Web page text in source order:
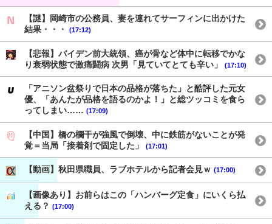
【謎】岡崎市の公務員、妻を連れてサーフィンに出かけた
結果・・・
(17:12)
【悲報】バイデン前大統領、癌が骨など体中に転移でかな
り衰弱状態で激痛闘病 次男「見ていてとても辛い」
(17:10)
「アニソン盆祭りで日本の品格が落ちた」と酷評した元女
優、「あんたが品格を語るのかよ！」と総ツッコミを食ら
ってしまい…… (17:09)
【中国】橋の欄干が強風で倒壊、中に鉄筋がないことが発
覚＝当局「接着剤で固定した」
(17:01)
【動画】秋田県職員、ラブホテルから記者会見ｗ (17:00)
【画像あり】お前らはこの「ハンバーグ定食」にいくら払
える？ (17:00)